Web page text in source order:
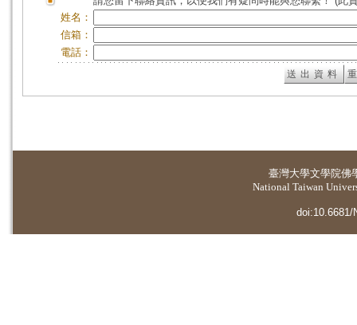
姓名：
信箱：
電話：
臺灣大學文學院佛
National Taiwan
doi:10.6681/